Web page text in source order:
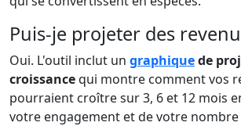
Puis-je projeter des
Oui. L'outil inclut un graphiquede
croissancequi montre comment vos
pourraient croître sur 3, 6 et 12 mois
votre engagement et de votre